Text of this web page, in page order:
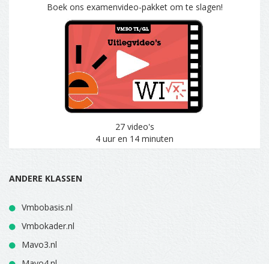
Boek ons examenvideo-pakket om te slagen!
27 video's
4 uur en 14 minuten
ANDERE KLASSEN
Vmbobasis.nl
Vmbokader.nl
Mavo3.nl